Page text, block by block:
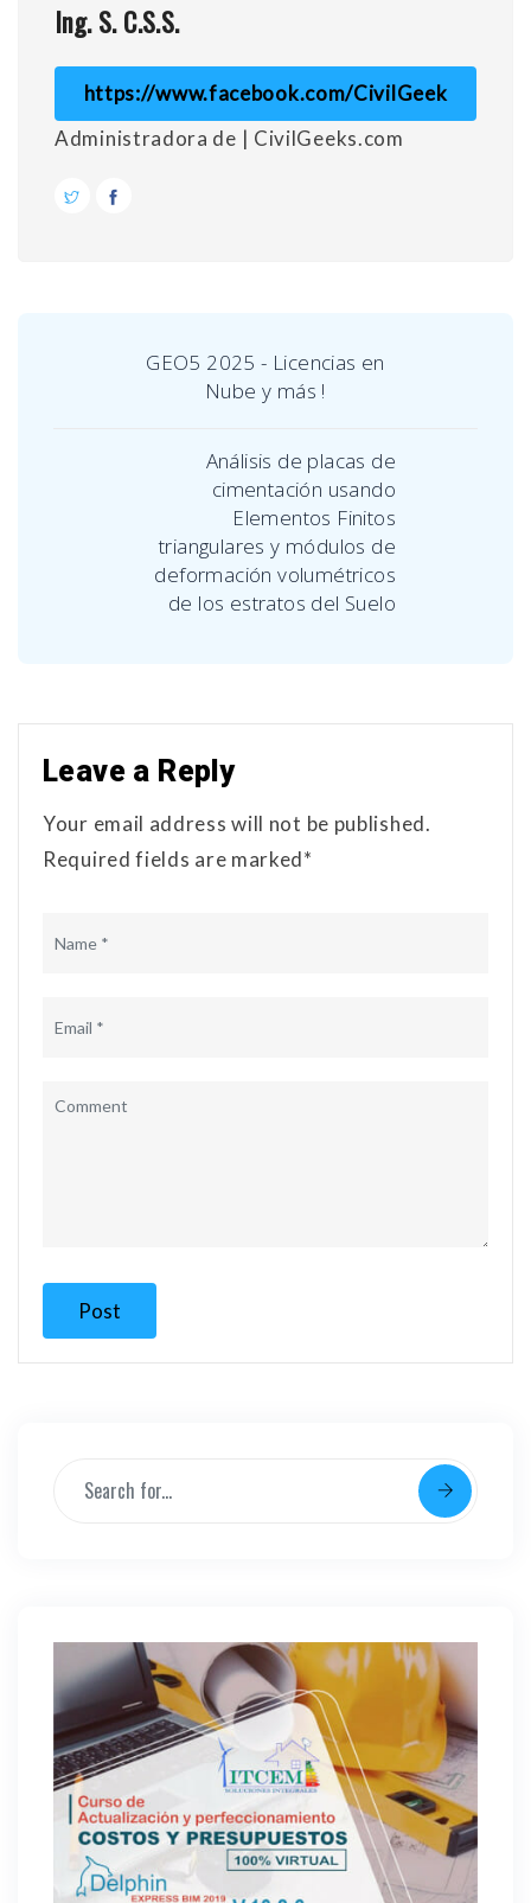
Ing. S. C.S.S.
https://www.facebook.com/CivilGeek
Administradora de | CivilGeeks.com
GEO5 2025 - Licencias en
Nube y más !
Análisis de placas de
cimentación usando
Elementos Finitos
triangulares y módulos de
deformación volumétricos
de los estratos del Suelo
Leave a Reply
Your email address will not be published.
Required fields are marked*